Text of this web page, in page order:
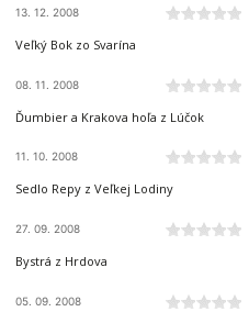
13. 12. 2008
NÍZKE TATRY
Veľký Bok zo Svarína
08. 11. 2008
NÍZKE TATRY
Ďumbier a Krakova hoľa z Lúčok
11. 10. 2008
ČIERNA HORA
Sedlo Repy z Veľkej Lodiny
27. 09. 2008
ZÁPADNÉ TATRY
Bystrá z Hrdova
05. 09. 2008
SLOVENSKÝ KRAS